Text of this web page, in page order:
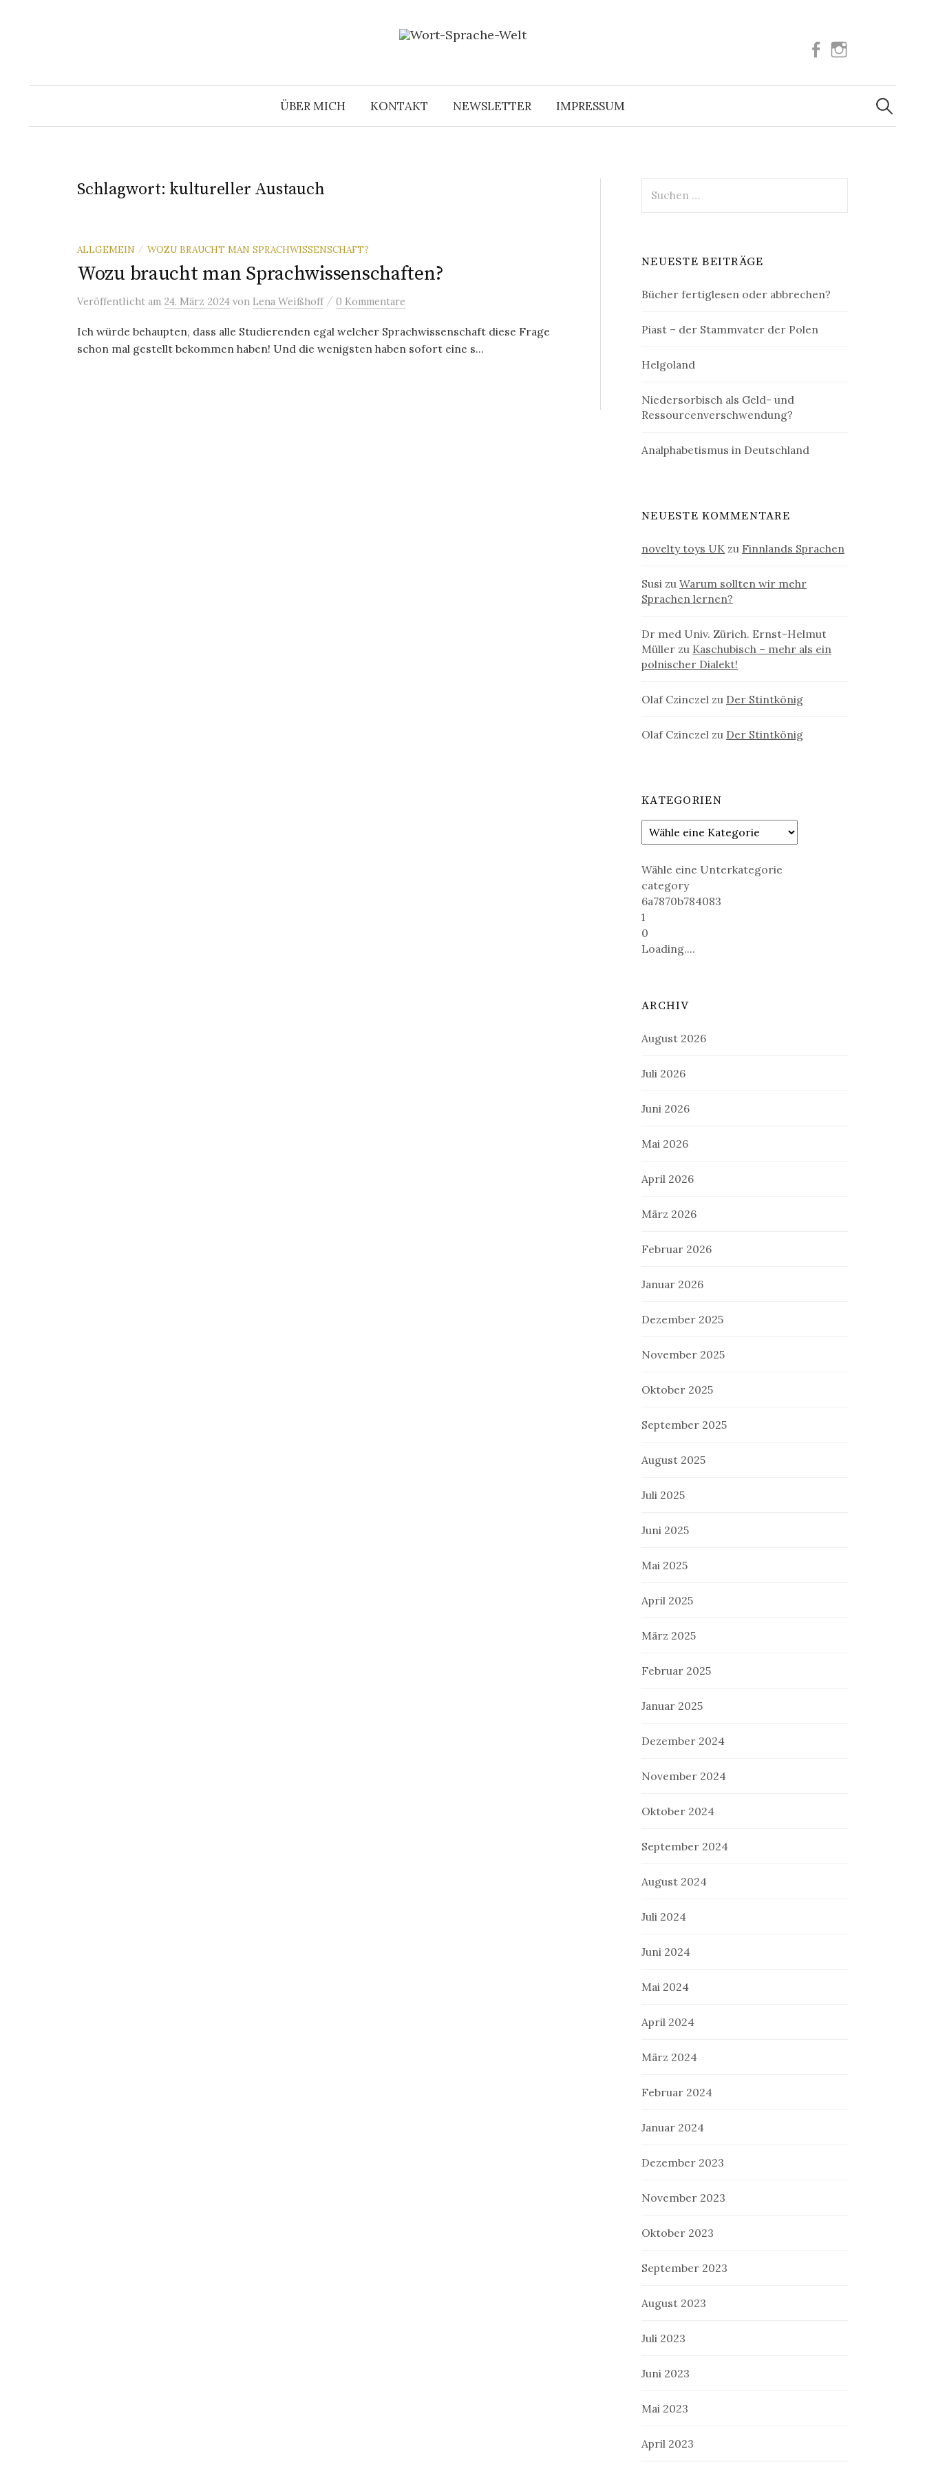
Facebook
ÜBER MICH KONTAKT NEWSLETTER IMPRESSUM
Suchen
nach:
Schlagwort: kultureller Austauch
ALLGEMEIN / WOZU BRAUCHT MAN SPRACHWISSENSCHAFT?
Wozu braucht man Sprachwissenschaften?
Veröffentlicht am 24. März 2024 von Lena Weißhoff / 0 Kommentare
Ich würde behaupten, dass alle Studierenden egal welcher Sprachwissenschaft diese Frage
schon mal gestellt bekommen haben! Und die wenigsten haben sofort eine s...
nach:
NEUESTE BEITRÄGE
Bücher fertiglesen oder abbrechen?
Piast – der Stammvater der Polen
Helgoland
Niedersorbisch als Geld- und
Ressourcenverschwendung?
Analphabetismus in Deutschland
NEUESTE KOMMENTARE
novelty toys UK zu Finnlands Sprachen
Susi zuWarum sollten wir mehr
Sprachen lernen?
Dr med Univ. Zürich. Ernst-Helmut
Müller zu Kaschubisch – mehr als ein
polnischer Dialekt!
Olaf Czinczel zu Der Stintkönig
Olaf Czinczel zu Der Stintkönig
KATEGORIEN
Wähle eine Unterkategorie
category
6a7870b784083
1
0
Loading....
ARCHIV
August 2026
Juli 2026
Juni 2026
Mai 2026
April 2026
März 2026
Februar 2026
Januar 2026
Dezember 2025
November 2025
Oktober 2025
September 2025
August 2025
Juli 2025
Juni 2025
Mai 2025
April 2025
März 2025
Februar 2025
Januar 2025
Dezember 2024
November 2024
Oktober 2024
September 2024
August 2024
Juli 2024
Juni 2024
Mai 2024
April 2024
März 2024
Februar 2024
Januar 2024
Dezember 2023
November 2023
Oktober 2023
September 2023
August 2023
Juli 2023
Juni 2023
Mai 2023
April 2023